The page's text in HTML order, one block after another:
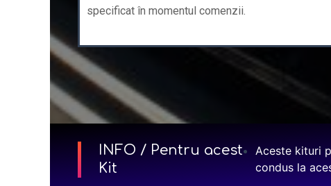
specificat în momentul comenzii.
INFO / Pentru acest
Kit
Aceste kituri
condus la